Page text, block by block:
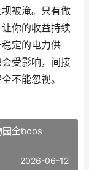
被淹。只有做
你的收益持续
定的电力供
受影响，间接
不能忽视。
园全boos
2026-06-12